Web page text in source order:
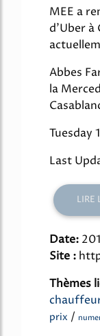
MEE a
d'Uber à
Abbes
la
Tuesday
Last
LIRE
Date:
Site :
Thèmes
prix /